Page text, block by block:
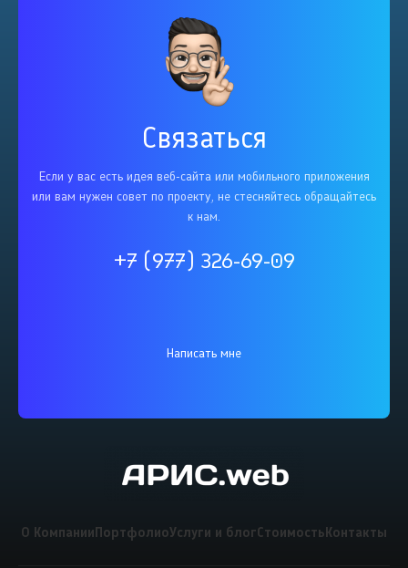
Связаться
Если у вас есть идея веб-сайта или мобильного приложения
или вам нужен совет по проекту, не стесняйтесь обращайтесь
к нам.
+7 (977) 326-69-09
Написать мне
О Компании ПортфолиоУслуги и блогСтоимость Контакты